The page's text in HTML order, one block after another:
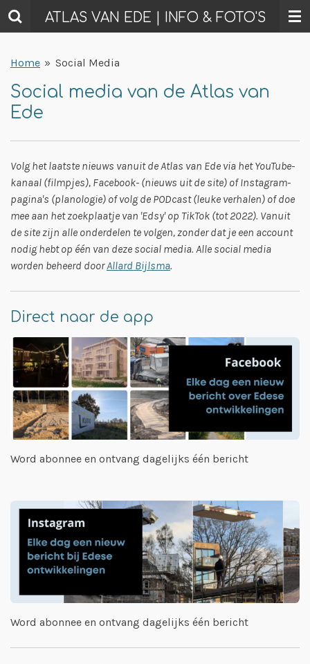
Ga
direct
de
ATLAS VAN EDE | INFO & FOTO'S
Home » Social Media
Social media van de Atlas van
Ede
Volg het laatste nieuws vanuit de Atlas van Ede via het YouTube-
kanaal (filmpjes), Facebook- (nieuws uit de site) of Instagram-
pagina's (planologie) of volg de PODcast (leuke verhalen) of doe
mee aan het zoekplaatje van 'Edsy' op TikTok (tot 2022). Vanuit
de site zijn alle onderdelen te volgen, zonder dat je een account
nodig hebt op één van deze social media. Alle social media
worden beheerd doorAllard Bijlsma.
Direct naar de app
Word abonnee en ontvang dagelijks één bericht
Word abonnee en ontvang dagelijks één bericht